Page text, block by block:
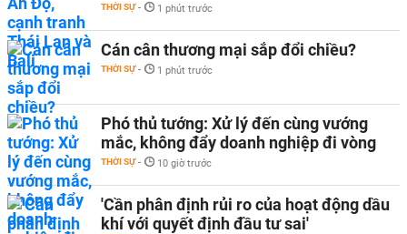
THỜI SỰ - 1 phút trước
Cán cân thương mại sắp đổi chiều?
THỜI SỰ - 1 phút trước
Phó thủ tướng: Xử lý đến cùng vướng
mắc, không đẩy doanh nghiệp đi vòng
THỜI SỰ - 10 giờ trước
'Cần phân định rủi ro của hoạt động dầu
khí với quyết định đầu tư sai'